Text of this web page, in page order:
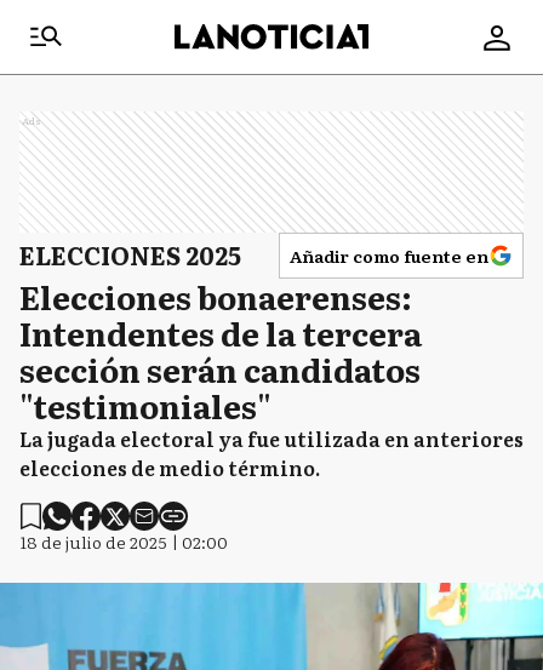
Ads
ELECCIONES 2025 Añadir como fuente en
Elecciones bonaerenses:
Intendentes de la tercera
sección serán candidatos
"testimoniales"
La jugada electoral ya fue utilizada en anteriores
elecciones de medio término.
18 de julio de 2025 | 02:00